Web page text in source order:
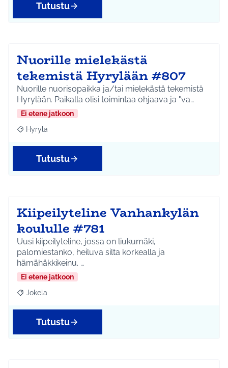
Tutustu
Nuorille mielekästä
tekemistä Hyrylään #807
Nuorille nuorisopaikka ja/tai mielekästä tekemistä
Hyrylään. Paikalla olisi toimintaa ohjaava ja "va…
Ei etene jatkoon
Rajaa tulokset aihepiirin mukaan: Hyrylä
Hyrylä
Tutustu
Kiipeilyteline Vanhankylän
koululle #781
Uusi kiipeilyteline, jossa on liukumäki,
palomiestanko, heiluva silta korkealla ja
hämähäkkikeinu. …
Ei etene jatkoon
Rajaa tulokset aihepiirin mukaan: Jokela
Jokela
Tutustu